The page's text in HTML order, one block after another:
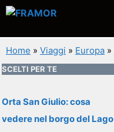
Vai
contenuto
Home » Viaggi » Europa »
SCELTI PER TE
Orta San Giulio: cosa
vedere nel borgo del Lago